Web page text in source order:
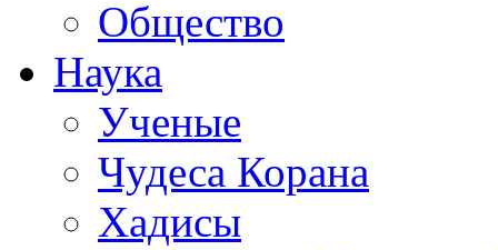
Общество
Наука
Ученые
Чудеса Корана
Хадисы